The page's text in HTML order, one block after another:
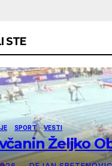
STE
SPORT VESTI
Željko